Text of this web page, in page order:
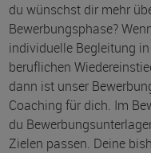
du wünschst dir mehr
Bewerbungsphase?
individuelle Begleitung
beruflichen
dann ist unser
Coaching für dich. Im
du
Zielen passen. Deine